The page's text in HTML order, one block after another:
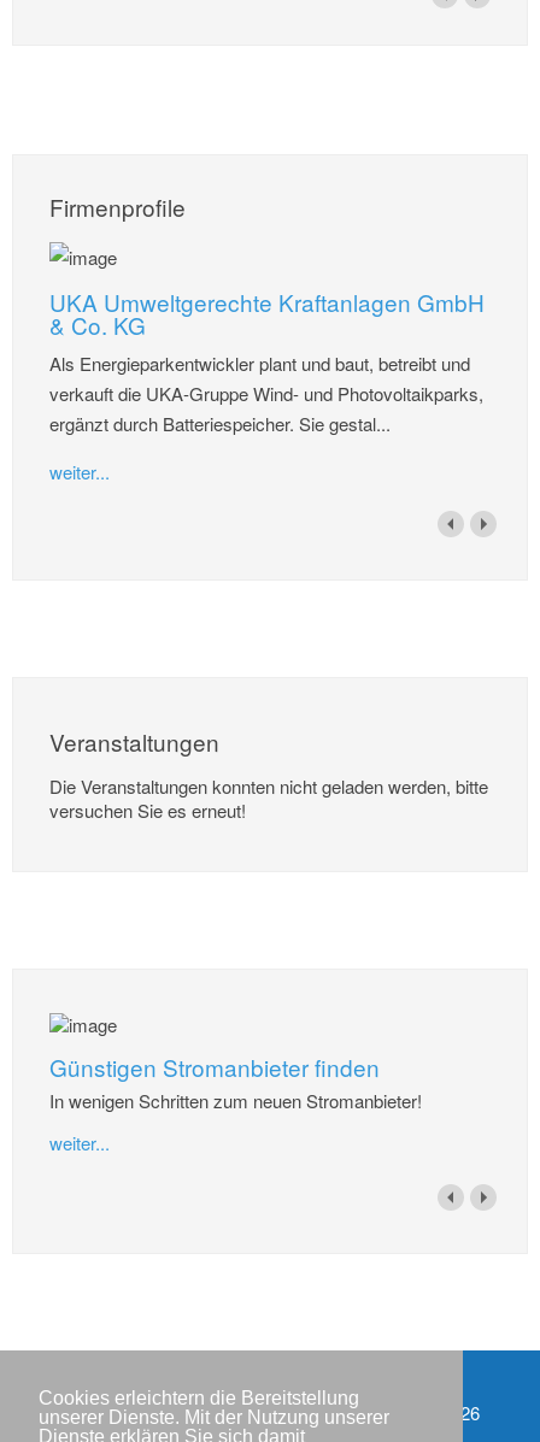
Cookies erleichtern die Bereitstellung
unserer Dienste. Mit der Nutzung unserer
Dienste erklären Sie sich damit
Firmenprofile
UKA Umweltgerechte Kraftanlagen GmbH
& Co. KG
Als Energieparkentwickler plant und baut, betreibt und
verkauft die UKA-Gruppe Wind- und Photovoltaikparks,
ergänzt durch Batteriespeicher. Sie gestal...
weiter...
Veranstaltungen
Die Veranstaltungen konnten nicht geladen werden, bitte
versuchen Sie es erneut!
Günstigen Stromanbieter finden
In wenigen Schritten zum neuen Stromanbieter!
weiter...
Impressum
Copyright © IWR 2026